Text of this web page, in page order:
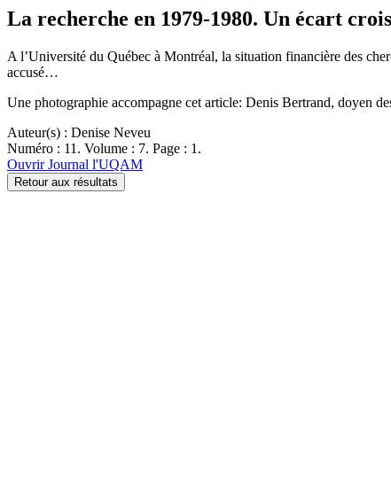
La recherche en 1979-1980. Un écart
A l’Université du Québec à Montréal, la situation financière des
accusé…
Une photographie accompagne cet article: Denis Bertrand, doyen
Auteur(s) : Denise Neveu
Numéro : 11. Volume : 7. Page : 1.
Ouvrir Journal l'UQAM
Retour aux résultats